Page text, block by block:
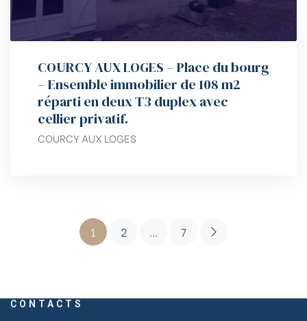
COURCY AUX LOGES – Place du bourg
– Ensemble immobilier de 108 m2
réparti en deux T3 duplex avec
cellier privatif.
COURCY AUX LOGES
1 2 … 7
CONTACTS